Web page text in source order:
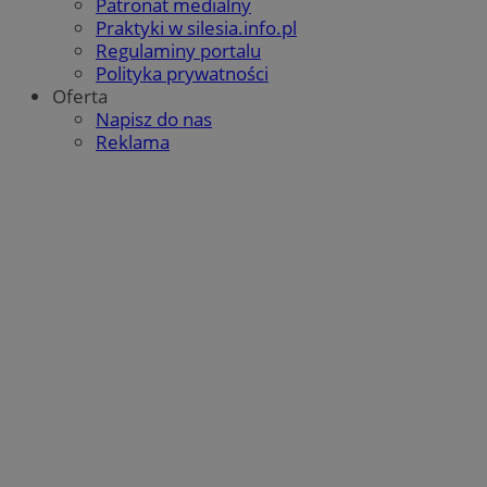
Praktyki w silesia.info.pl
Regulaminy portalu
Polityka prywatności
Oferta
Napisz do nas
Reklama